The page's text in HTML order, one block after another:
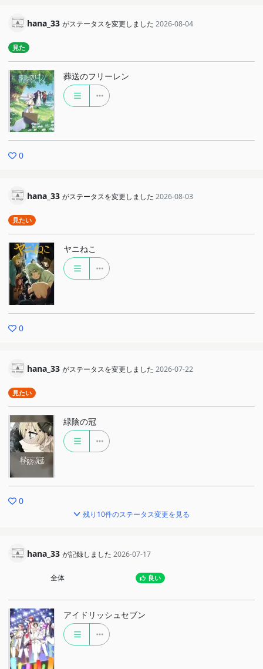
hana_33 がステータスを変更しました 2026-08-04
見た
葬送のフリーレン
0
hana_33 がステータスを変更しました 2026-08-03
見たい
ヤニねこ
0
hana_33 がステータスを変更しました 2026-07-22
見たい
緑陰の冠
0
残り10件のステータス変更を見る
hana_33 が記録しました 2026-07-17
全体 良い
アイドリッシュセブン